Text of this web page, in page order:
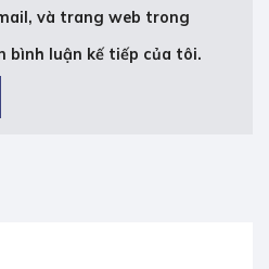
và trang web trong
bình luận kế tiếp của tôi.